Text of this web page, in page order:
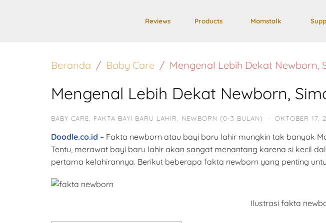
Reviews Products Momstalk
Beranda Baby Care Mengenal Lebih Dekat Newborn,
Mengenal Lebih Dekat Newborn,
BABY CARE, FAKTA BAYI BARU LAHIR, NEWBORN (0-3 BULAN) · OKTOBER 17,
Doodle.co.id – Fakta newborn atau bayi baru lahir mungkin tak banyak
Tentu, merawat bayi baru lahir akan sangat menantang karena si kecil
pertama kelahirannya. Berikut beberapa fakta newborn yang penting
Ilustrasi fakta